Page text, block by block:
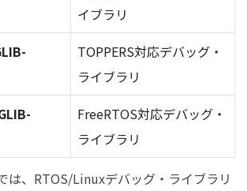
イブラリ
TOPPERS対応デバッグ・
ライブラリ
FreeRTOS対応デバッグ・
ライブラリ
は、RTOS/Linuxデバッグ・ライブラリ